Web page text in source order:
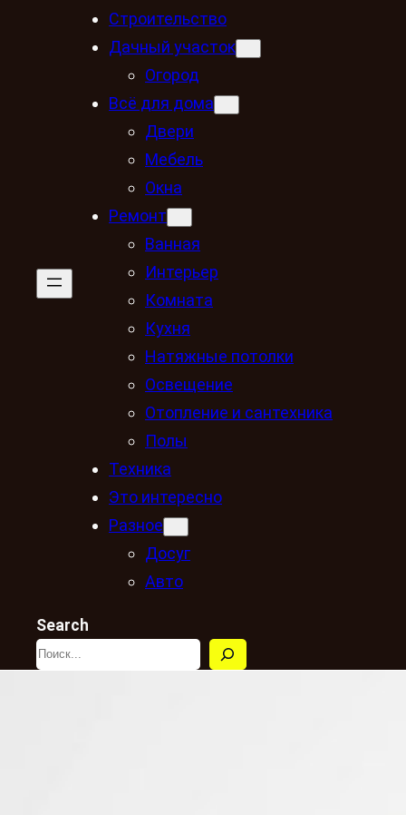
Строительство
Дачный участок
Огород
Всё для дома
Двери
Мебель
Окна
Ремонт
Ванная
Интерьер
Комната
Кухня
Натяжные потолки
Освещение
Отопление и сантехника
Полы
Техника
Это интересно
Разное
Досуг
Авто
Search